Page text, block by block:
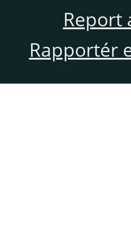
Report
Rapportér